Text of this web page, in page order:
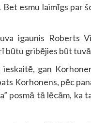
esmu laimīgs par
igaunis Roberts
gribējies būt
gan
Korhonens, pēc
posmā tā lēcām, ka